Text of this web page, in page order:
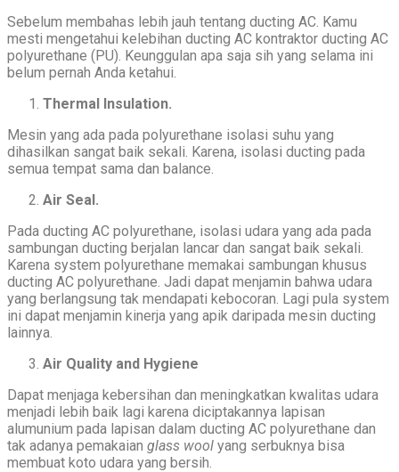
Sebelum membahas lebih jauh tentang ducting AC. Kamu
mesti mengetahui kelebihan ducting AC kontraktor ducting AC
polyurethane (PU). Keunggulan apa saja sih yang selama ini
belum pernah Anda ketahui.
Thermal Insulation.
Mesin yang ada pada polyurethane isolasi suhu yang
dihasilkan sangat baik sekali. Karena, isolasi ducting pada
semua tempat sama dan balance.
Air Seal.
Pada ducting AC polyurethane, isolasi udara yang ada pada
sambungan ducting berjalan lancar dan sangat baik sekali.
Karena system polyurethane memakai sambungan khusus
ducting AC polyurethane. Jadi dapat menjamin bahwa udara
yang berlangsung tak mendapati kebocoran. Lagi pula system
ini dapat menjamin kinerja yang apik daripada mesin ducting
lainnya.
Air Quality and Hygiene
Dapat menjaga kebersihan dan meningkatkan kwalitas udara
menjadi lebih baik lagi karena diciptakannya lapisan
alumunium pada lapisan dalam ducting AC polyurethane dan
tak adanya pemakaian glass wool yang serbuknya bisa
membuat koto udara yang bersih.